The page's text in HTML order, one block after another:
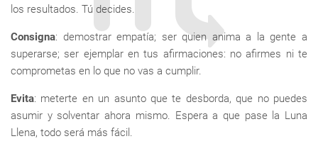
los resultados. Tú decides.
Consigna: demostrar empatía; ser quien anima a la gente a
superarse; ser ejemplar en tus afirmaciones: no afirmes ni te
comprometas en lo que no vas a cumplir.
Evita: meterte en un asunto que te desborda, que no puedes
asumir y solventar ahora mismo. Espera a que pase la Luna
Llena, todo será más fácil.